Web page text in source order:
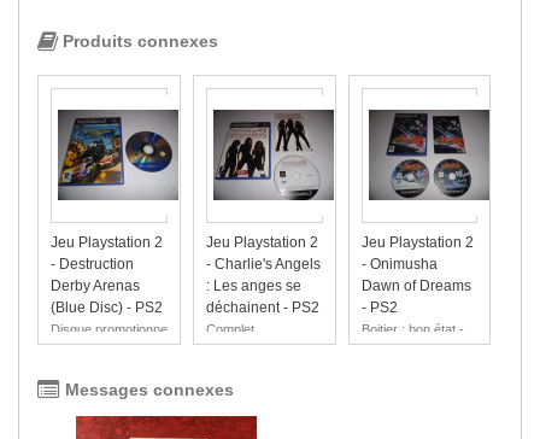
Produits connexes
Jeu Playstation 2
- Destruction
Derby Arenas
(Blue Disc) - PS2
Disque promotionnel
Jeu Playstation 2
- Charlie's Angels
: Les anges se
déchainent - PS2
Complet
Jeu Playstation 2
- Onimusha
Dawn of Dreams
- PS2
Boitier : bon état -
Messages connexes